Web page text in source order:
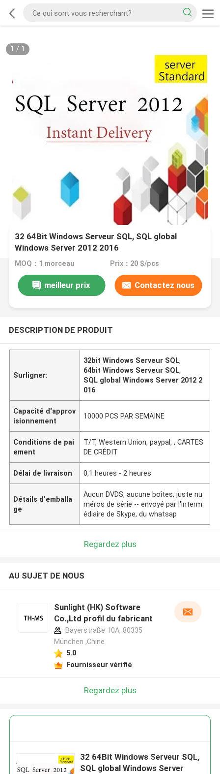
1 / 1
32 64Bit Windows Serveur SQL, SQL global
Windows Server 2012 2016
MOQ：1 morceau Prix：20 $/pcs
meilleur prix Contactez nous
DESCRIPTION DE PRODUIT
Surligner:
32bit Windows Serveur SQL,
64bit Windows Serveur SQL,
SQL global Windows Server 2012 2
016
Capacité d'approv
isionnement
10000 PCS PAR SEMAINE
Conditions de pai
ement
T/T, Western Union, paypal, , CARTES
DE CRÉDIT
Délai de livraison 0,1 heures - 2 heures
Détails d'emballa
ge
Aucun DVDS, aucune boîtes, juste nu
méros de série -- envoyé par l'interm
édiaire de Skype, du whatsap
Regardez plus
AU SUJET DE NOUS
Sunlight (HK) Software
Co.,Ltd profil du fabricant
Bayerstraße 10A, 80335
München ,Chine
5.0
Fournisseur vérifié
Regardez plus
32 64Bit Windows Serveur SQL,
SQL global Windows Server